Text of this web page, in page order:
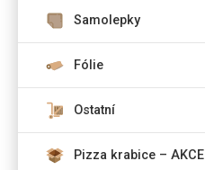
Samolepky
Fólie
Ostatní
Pizza krabice – AKCE